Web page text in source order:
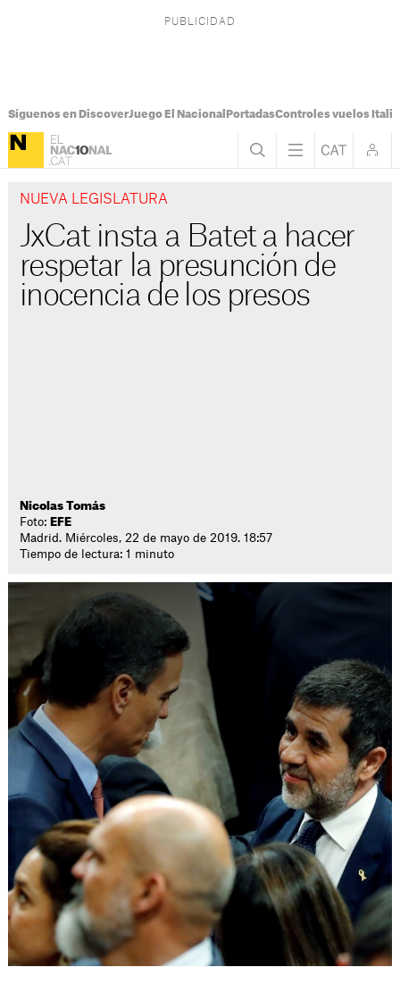
Síguenos en DiscoverJuego El Nacional PortadasControles vuelos Italia
NUEVA LEGISLATURA
JxCat insta a Batet a hacer
respetar la presunción de
inocencia de los presos
Nicolas Tomás
Foto: EFE
Madrid. Miércoles, 22 de mayo de 2019. 18:57
Tiempo de lectura: 1 minuto